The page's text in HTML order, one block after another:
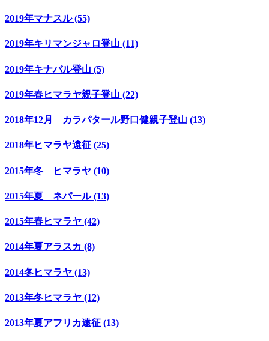
2019年マナスル (55)
2019年キリマンジャロ登山 (11)
2019年キナバル登山 (5)
2019年春ヒマラヤ親子登山 (22)
2018年12月 カラパタール野口健親子登山 (13)
2018年ヒマラヤ遠征 (25)
2015年冬 ヒマラヤ (10)
2015年夏 ネパール (13)
2015年春ヒマラヤ (42)
2014年夏アラスカ (8)
2014冬ヒマラヤ (13)
2013年冬ヒマラヤ (12)
2013年夏アフリカ遠征 (13)